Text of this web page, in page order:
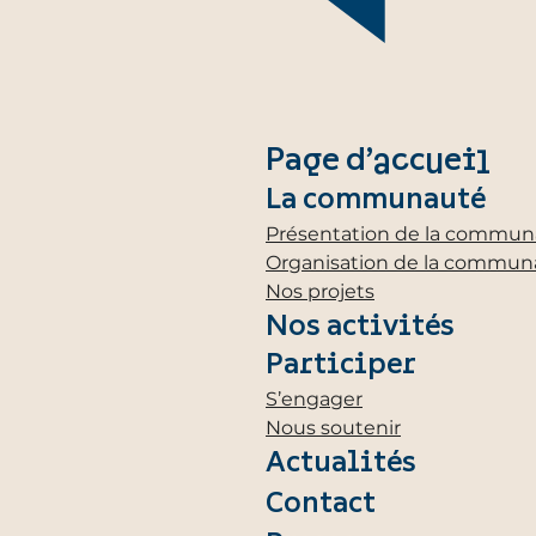
Page d’accueil
La communauté
Présentation de la
Organisation de la
Nos projets
Nos activités
Participer
S’engager
Nous soutenir
Actualités
Contact